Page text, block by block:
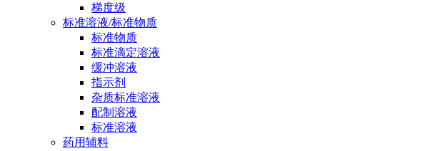
梯度级
标准溶液/标准物质
标准物质
标准滴定溶液
缓冲溶液
指示剂
杂质标准溶液
配制溶液
标准溶液
药用辅料